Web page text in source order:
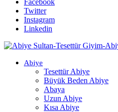
Facebook
Twitter
Instagram
Linkedin
Abiye
Tesettür Abiye
Büyük Beden Abiye
Abaya
Uzun Abiye
Kısa Abiye